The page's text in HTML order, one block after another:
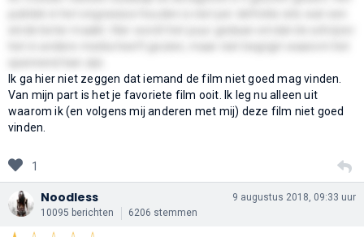
Ik ga hier niet zeggen dat iemand de film niet goed mag vinden.
Van mijn part is het je favoriete film ooit. Ik leg nu alleen uit
waarom ik (en volgens mij anderen met mij) deze film niet goed
vinden.
1
Noodless
10095 berichten 6206 stemmen
9 augustus 2018, 09:33 uur